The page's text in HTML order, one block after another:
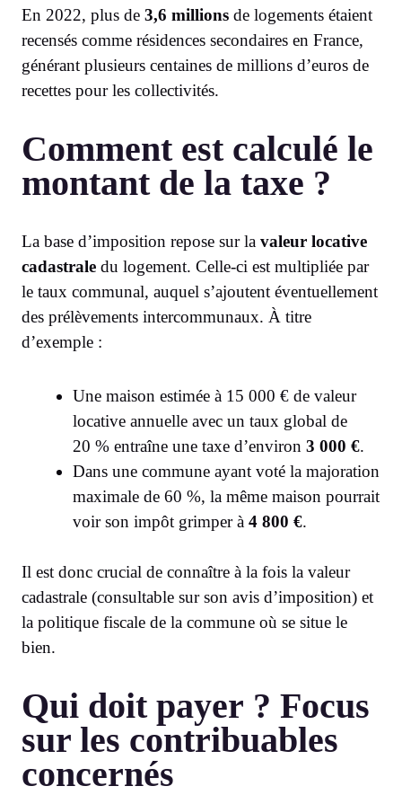
En 2022, plus de 3,6 millions de logements étaient
recensés comme résidences secondaires en France,
générant plusieurs centaines de millions d’euros de
recettes pour les collectivités.
Comment est calculé le
montant de la taxe ?
La base d’imposition repose sur la valeur locative
cadastrale du logement. Celle-ci est multipliée par
le taux communal, auquel s’ajoutent éventuellement
des prélèvements intercommunaux. À titre
d’exemple :
Une maison estimée à 15 000 € de valeur
locative annuelle avec un taux global de
20 % entraîne une taxe d’environ 3 000 €.
Dans une commune ayant voté la majoration
maximale de 60 %, la même maison pourrait
voir son impôt grimper à 4 800 €.
Il est donc crucial de connaître à la fois la valeur
cadastrale (consultable sur son avis d’imposition) et
la politique fiscale de la commune où se situe le
bien.
Qui doit payer ? Focus
sur les contribuables
concernés